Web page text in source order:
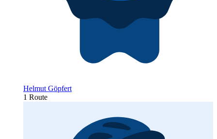
Helmut Göpfert
1 Route